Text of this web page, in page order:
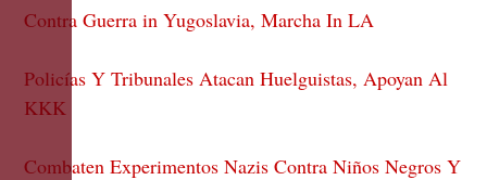
Contra Guerra in Yugoslavia, Marcha In LA
Policías Y Tribunales Atacan Huelguistas, Apoyan Al
KKK
Combaten Experimentos Nazis Contra Niños Negros Y